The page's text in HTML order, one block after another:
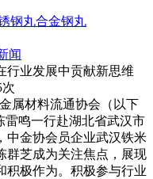
钢丸合金钢丸
闻
行业发展中贡献新思维
次
属材料流通协会（以下
雷鸣一行赴湖北省武汉市
中金协会员企业武汉铁米
群芝成为关注焦点，展现
积极作为。积极参与行业